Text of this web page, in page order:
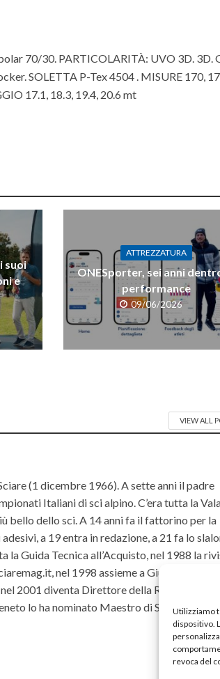
Utilizziamo
dispositivo.
revoca del
70/30. PARTICOLARITÀ: UVO 3D. 3D.
SOLETTA P-Tex 4504 . MISURE 170,
17.1, 18.3, 19.4, 20.6 mt
suoi
e
ATTREZZATURA
ONESporter, sei anni
performance
09/06/2026
VIEW ALL
(1 dicembre 1966). A sette anni il padre
Italiani di sci alpino. C’era tutta la
bello dello sci. A 14 anni fa il fattorino per la
a 19 entra in redazione, a 21 fa lo
la Guida Tecnica all’Acquisto, nel 1988 la
nel 1998 assieme a Giulio Rossi
2001 diventa Direttore della Rivista, ruolo
lo ha nominato Maestro di Sci ad